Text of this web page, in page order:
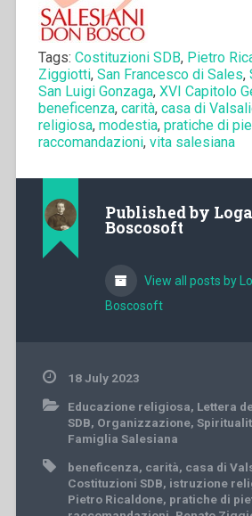
Tags: Costituzioni SDB, Pietro
Ziggiotti, San Francesco di Sales,
San Luigi Gonzaga, XVI Capitolo
beneficenza, carità, casa di
religiosa, modestia, pratiche di
raccomandazioni, vita salesiana
Published by
Boscosoft
View all posts by
Boscosoft
18 July 2023
Educazione religiosa, Lettera
SDB, Organizzazione,
Famiglia Salesiana
beneficenza, carità, casa di
Costituzioni SDB, istruzione
Pietro Ricaldone, pratiche di